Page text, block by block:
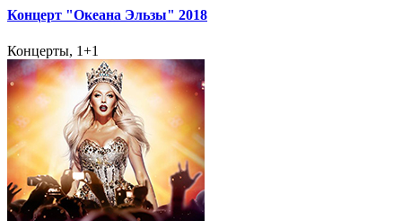
Концерт "Океана Эльзы" 2018
Концерты, 1+1